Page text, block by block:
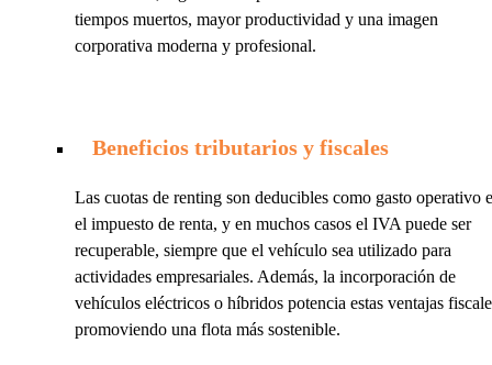
tiempos muertos, mayor productividad y una imagen
corporativa moderna y profesional.
Beneficios tributarios y fiscales
Las cuotas de renting son deducibles como gasto operativo
el impuesto de renta, y en muchos casos el IVA puede ser
recuperable, siempre que el vehículo sea utilizado para
actividades empresariales. Además, la incorporación de
vehículos eléctricos o híbridos potencia estas ventajas
promoviendo una flota más sostenible.